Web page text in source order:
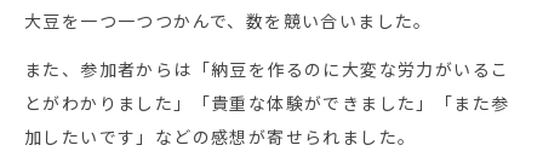
大豆を一つ一つつかんで、数を競い合いました。
また、参加者からは「納豆を作るのに大変な労力がいるこ
とがわかりました」「貴重な体験ができました」「また参
加したいです」などの感想が寄せられました。